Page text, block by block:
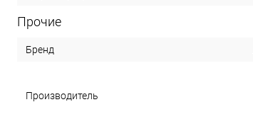
Прочие
Бренд
Производитель